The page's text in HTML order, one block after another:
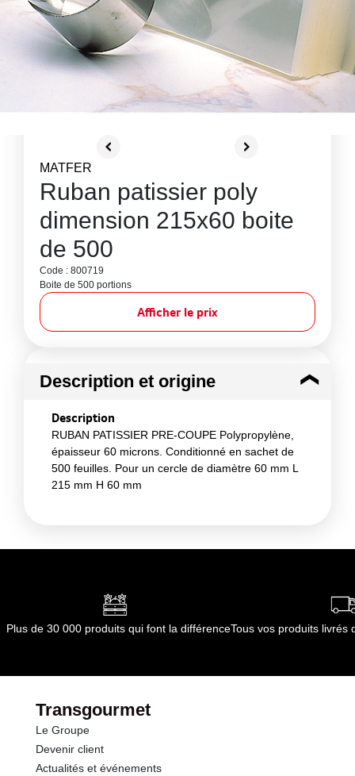
MATFER
Ruban patissier poly
dimension 215x60 boite
de 500
Code : 800719
Boite de 500 portions
Afficher le prix
Description et origine
Description
RUBAN PATISSIER PRE-COUPE Polypropylène,
épaisseur 60 microns. Conditionné en sachet de
500 feuilles. Pour un cercle de diamètre 60 mm L
215 mm H 60 mm
Plus de 30 000 produits qui font la différenceTous vos produits livrés
Transgourmet
Le Groupe
Devenir client
Actualités et événements